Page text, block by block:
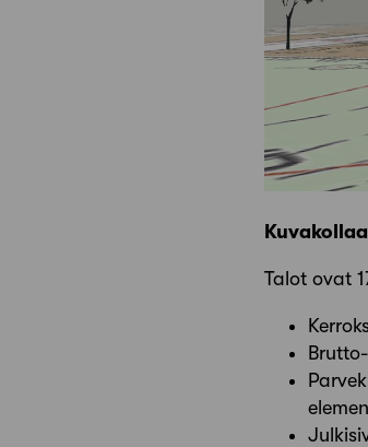
Talot ovat